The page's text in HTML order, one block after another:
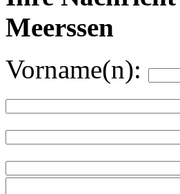
Meerssen
Vorname(n):